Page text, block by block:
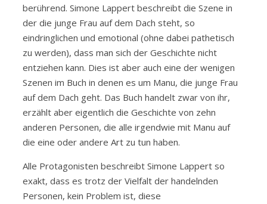
berührend. Simone Lappert beschreibt die Szene in
der die junge Frau auf dem Dach steht, so
eindringlichen und emotional (ohne dabei pathetisch
zu werden), dass man sich der Geschichte nicht
entziehen kann. Dies ist aber auch eine der wenigen
Szenen im Buch in denen es um Manu, die junge Frau
auf dem Dach geht. Das Buch handelt zwar von ihr,
erzählt aber eigentlich die Geschichte von zehn
anderen Personen, die alle irgendwie mit Manu auf
die eine oder andere Art zu tun haben.
Alle Protagonisten beschreibt Simone Lappert so
exakt, dass es trotz der Vielfalt der handelnden
Personen, kein Problem ist, diese